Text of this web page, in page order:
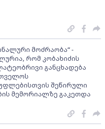
მოძრაობა“ -
რომ კობახიძის
განცხადება
შეწირული
მემორიალზე გაკეთდა